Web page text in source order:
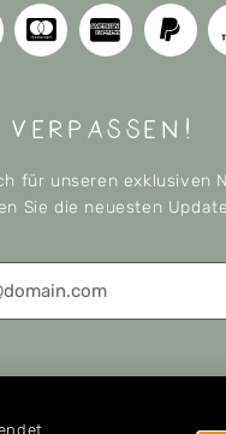
für unseren exklusiven
Sie die neuesten